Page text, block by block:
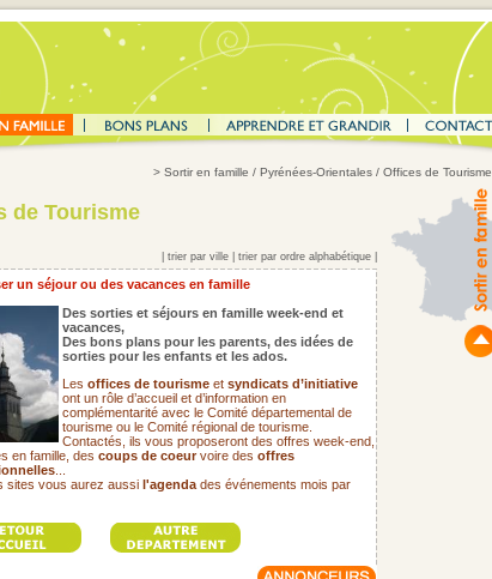
> Sortir en famille / Pyrénées-Orientales / Offices de Tourisme
de Tourisme
trier par ville trier par ordre alphabétique
un séjour ou des vacances en famille
Des sorties et séjours en famille week-end et
vacances,
Des bons plans pour les parents, des idées de
sorties pour les enfants et les ados.
Les offices de tourisme et syndicats d’initiative
ont un rôle d’accueil et d’information en
complémentarité avec le Comité départemental de
tourisme ou le Comité régional de tourisme.
Contactés, ils vous proposeront des offres week-end,
en famille, des coups de coeurvoire des offres
sites vous aurez aussi l'agenda des événements mois par